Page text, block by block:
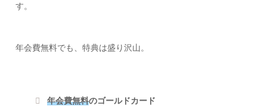
す。
年会費無料でも、特典は盛り沢山。
年会費無料のゴールドカード